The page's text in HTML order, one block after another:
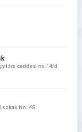
caddesi no.14/d
sokak No .45